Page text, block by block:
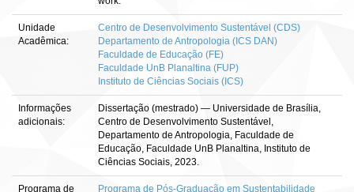
Unidade
Acadêmica:
Centro de Desenvolvimento Sustentável (CDS)
Departamento de Antropologia (ICS DAN)
Faculdade de Educação (FE)
Faculdade UnB Planaltina (FUP)
Instituto de Ciências Sociais (ICS)
Informações
adicionais:
Dissertação (mestrado) — Universidade de Brasília,
Centro de Desenvolvimento Sustentável,
Departamento de Antropologia, Faculdade de
Educação, Faculdade UnB Planaltina, Instituto de
Ciências Sociais, 2023.
Programa de Programa de Pós-Graduação em Sustentabilidade